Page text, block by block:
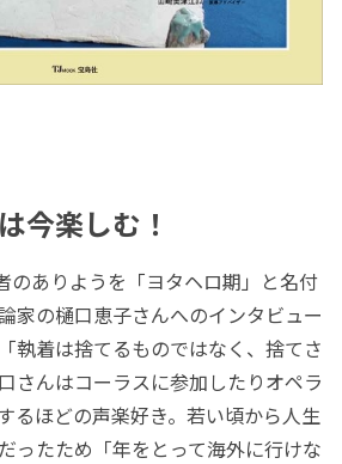
今楽しむ！
のありようを「ヨタヘロ期」と名付
家の樋口恵子さんへのインタビュー
執着は捨てるものではなく、捨てさ
さんはコーラスに参加したりオペラ
るほどの声楽好き。若い頃から人生
ったため「年をとって海外に行けな